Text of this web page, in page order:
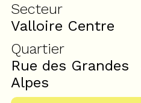
Secteur
Valloire Centre
Quartier
Rue des Grandes
Alpes